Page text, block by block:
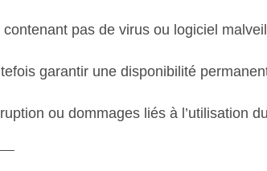
pas de virus ou logiciel
garantir une disponibilité
ou dommages liés à l’utilisation